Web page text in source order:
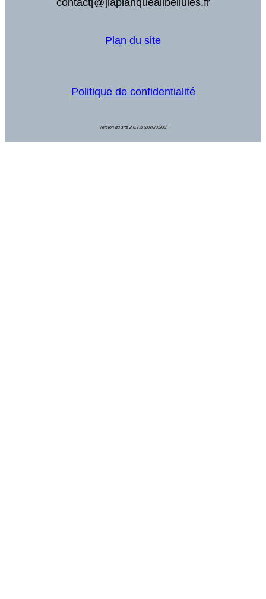
contact[@]laplanquealibellules.fr
Plan du site
Politique de confidentialité
Version du site 2.0. 7.3 (2026/02/06)